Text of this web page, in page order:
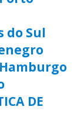
do Sul
DE